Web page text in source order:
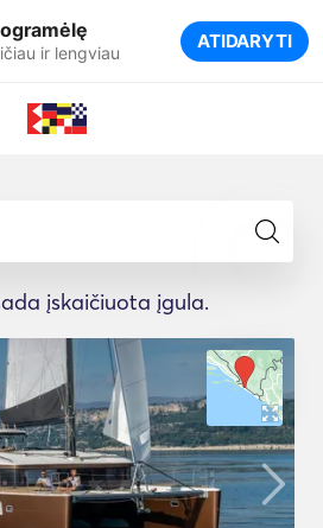
ir lengviau ATIDARYTI
įskaičiuota įgula.